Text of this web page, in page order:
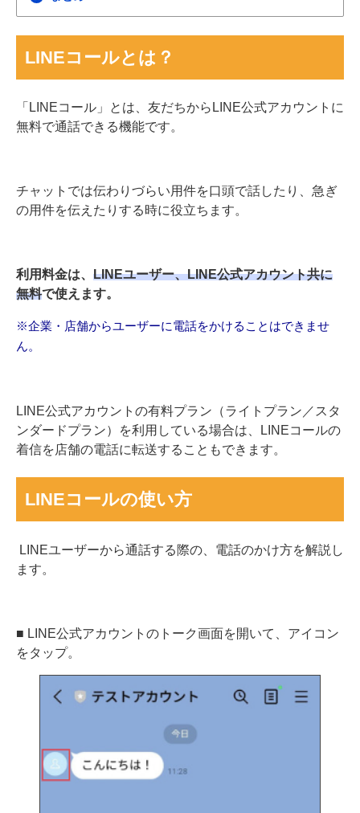
LINEコールとは？
「LINEコール」とは、友だちからLINE公式アカウントに
無料で通話できる機能です。
チャットでは伝わりづらい用件を口頭で話したり、急ぎ
の用件を伝えたりする時に役立ちます。
利用料金は、 LINEユーザー、LINE公式アカウント共に
無料で使えます。
※企業・店舗からユーザーに電話をかけることはできませ
ん。
LINE公式アカウントの有料プラン（ライトプラン／スタ
ンダードプラン）を利用している場合は、LINEコールの
着信を店舗の電話に転送することもできます。
LINEコールの使い方
LINEユーザーから通話する際の、電話のかけ方を解説し
ます。
■ LINE公式アカウントのトーク画面を開いて、アイコン
をタップ。